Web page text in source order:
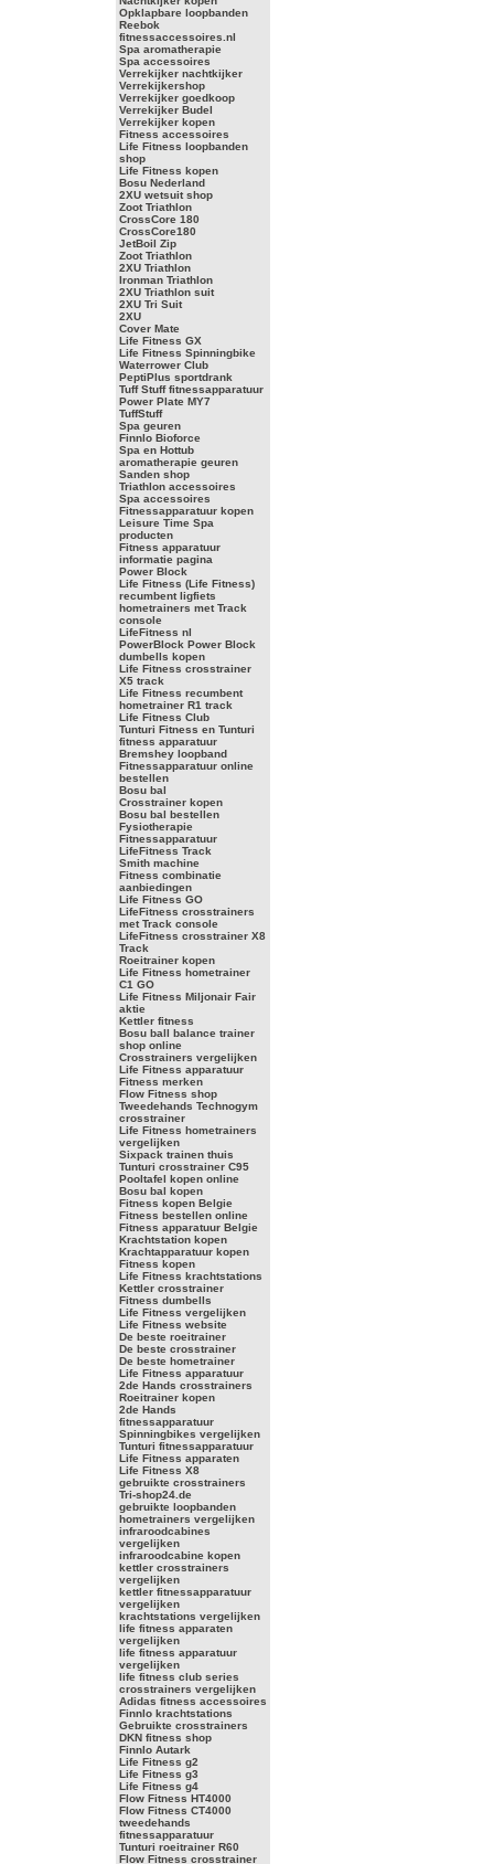
Opklapbare loopbanden
Reebok
fitnessaccessoires.nl
Spa aromatherapie
Spa accessoires
Verrekijker nachtkijker
Verrekijkershop
Verrekijker goedkoop
Verrekijker Budel
Verrekijker kopen
Fitness accessoires
Life Fitness loopbanden
shop
Life Fitness kopen
Bosu Nederland
2XU wetsuit shop
Zoot Triathlon
CrossCore 180
CrossCore180
JetBoil Zip
Zoot Triathlon
2XU Triathlon
Ironman Triathlon
2XU Triathlon suit
2XU Tri Suit
2XU
Cover Mate
Life Fitness GX
Life Fitness Spinningbike
Waterrower Club
PeptiPlus sportdrank
Tuff Stuff fitnessapparatuur
Power Plate MY7
TuffStuff
Spa geuren
Finnlo Bioforce
Spa en Hottub
aromatherapie geuren
Sanden shop
Triathlon accessoires
Spa accessoires
Fitnessapparatuur kopen
Leisure Time Spa
producten
Fitness apparatuur
informatie pagina
Power Block
Life Fitness (Life Fitness)
recumbent ligfiets
hometrainers met Track
console
LifeFitness nl
PowerBlock Power Block
dumbells kopen
Life Fitness crosstrainer
X5 track
Life Fitness recumbent
hometrainer R1 track
Life Fitness Club
Tunturi Fitness en Tunturi
fitness apparatuur
Bremshey loopband
Fitnessapparatuur online
bestellen
Bosu bal
Crosstrainer kopen
Bosu bal bestellen
Fysiotherapie
Fitnessapparatuur
LifeFitness Track
Smith machine
Fitness combinatie
aanbiedingen
Life Fitness GO
LifeFitness crosstrainers
met Track console
LifeFitness crosstrainer X8
Track
Roeitrainer kopen
Life Fitness hometrainer
C1 GO
Life Fitness Miljonair Fair
aktie
Kettler fitness
Bosu ball balance trainer
shop online
Crosstrainers vergelijken
Life Fitness apparatuur
Fitness merken
Flow Fitness shop
Tweedehands Technogym
crosstrainer
Life Fitness hometrainers
vergelijken
Sixpack trainen thuis
Tunturi crosstrainer C95
Pooltafel kopen online
Bosu bal kopen
Fitness kopen Belgie
Fitness bestellen online
Fitness apparatuur Belgie
Krachtstation kopen
Krachtapparatuur kopen
Fitness kopen
Life Fitness krachtstations
Kettler crosstrainer
Fitness dumbells
Life Fitness vergelijken
Life Fitness website
De beste roeitrainer
De beste crosstrainer
De beste hometrainer
Life Fitness apparatuur
2de Hands crosstrainers
Roeitrainer kopen
2de Hands
fitnessapparatuur
Spinningbikes vergelijken
Tunturi fitnessapparatuur
Life Fitness apparaten
Life Fitness X8
gebruikte crosstrainers
Tri-shop24.de
gebruikte loopbanden
hometrainers vergelijken
infraroodcabines
vergelijken
infraroodcabine kopen
kettler crosstrainers
vergelijken
kettler fitnessapparatuur
vergelijken
krachtstations vergelijken
life fitness apparaten
vergelijken
life fitness apparatuur
vergelijken
life fitness club series
crosstrainers vergelijken
Adidas fitness accessoires
Finnlo krachtstations
Gebruikte crosstrainers
DKN fitness shop
Finnlo Autark
Life Fitness g2
Life Fitness g3
Life Fitness g4
Flow Fitness HT4000
Flow Fitness CT4000
tweedehands
fitnessapparatuur
Tunturi roeitrainer R60
Flow Fitness crosstrainer